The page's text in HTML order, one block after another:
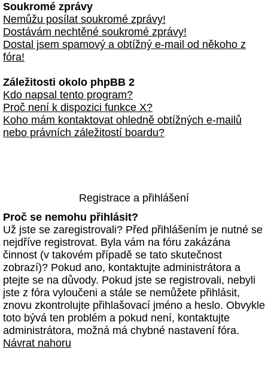
Soukromé zprávy
Nemůžu posílat soukromé zprávy!
Dostávám nechtěné soukromé zprávy!
Dostal jsem spamový a obtížný e-mail od někoho z
fóra!
Záležitosti okolo phpBB 2
Kdo napsal tento program?
Proč není k dispozici funkce X?
Koho mám kontaktovat ohledně obtížných e-mailů
nebo právních záležitostí boardu?
Registrace a přihlášení
Proč se nemohu přihlásit?
Už jste se zaregistrovali? Před přihlášením je nutné se
nejdříve registrovat. Byla vám na fóru zakázána
činnost (v takovém případě se tato skutečnost
zobrazí)? Pokud ano, kontaktujte administrátora a
ptejte se na důvody. Pokud jste se registrovali, nebyli
jste z fóra vyloučeni a stále se nemůžete přihlásit,
znovu zkontrolujte přihlašovací jméno a heslo. Obvykle
toto bývá ten problém a pokud není, kontaktujte
administrátora, možná má chybné nastavení fóra.
Návrat nahoru